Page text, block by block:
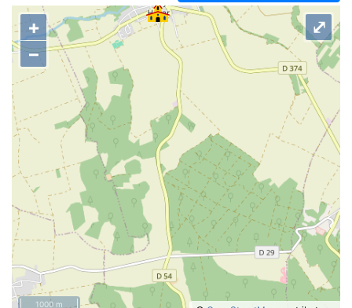
+
–
⤢
1000 m